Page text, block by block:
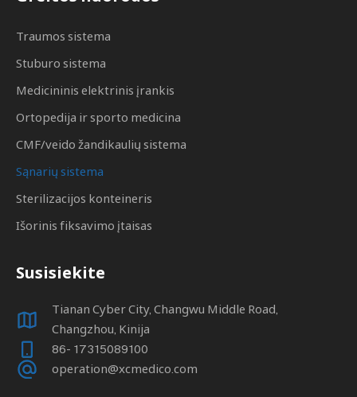
Traumos sistema
Stuburo sistema
Medicininis elektrinis įrankis
Ortopedija ir sporto medicina
CMF/veido žandikaulių sistema
Sąnarių sistema
Sterilizacijos konteineris
Išorinis fiksavimo įtaisas
Susisiekite
Tianan Cyber ​​City, Changwu Middle Road,
Changzhou, Kinija
86- 17315089100
operation@xcmedico.com